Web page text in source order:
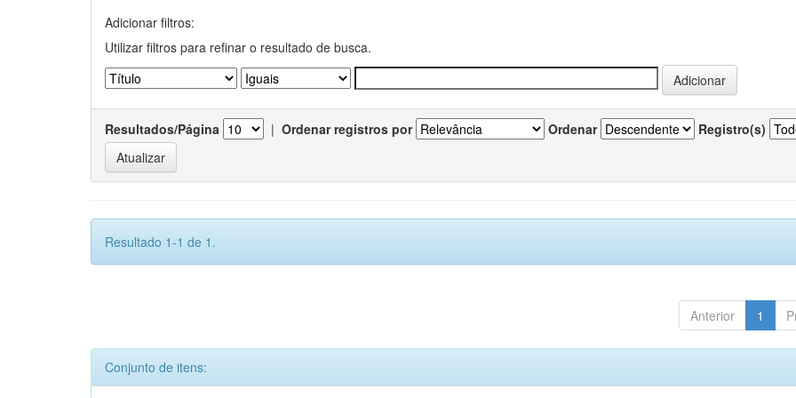
Adicionar filtros:
Utilizar filtros para refinar o resultado de busca.
Resultados/Página | Ordenar registros por Ordenar Registro(s)
Resultado 1-1 de 1.
Anterior 1
Conjunto de itens: